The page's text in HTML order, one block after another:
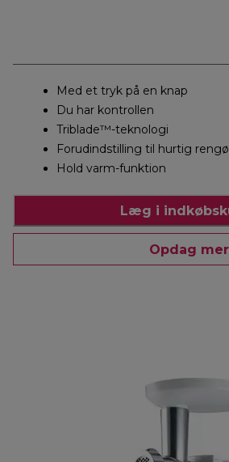
Med et tryk på en knap
Du har kontrollen
Triblade™-teknologi
Forudindstilling til hurtig
Hold varm-funktion
Læg i
Opdag